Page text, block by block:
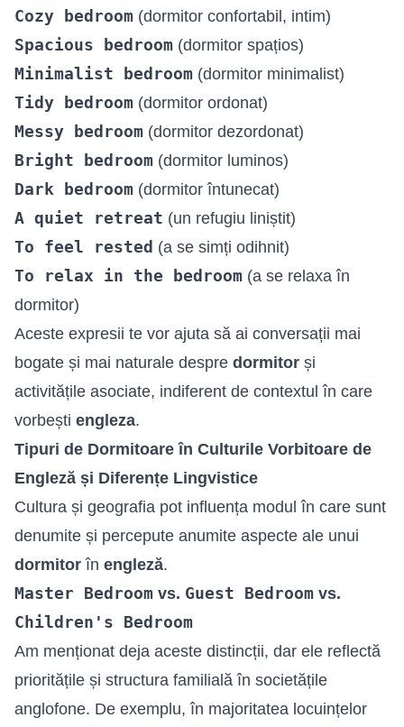
Cozy bedroom (dormitor confortabil, intim)
Spacious bedroom (dormitor spațios)
Minimalist bedroom (dormitor minimalist)
Tidy bedroom (dormitor ordonat)
Messy bedroom (dormitor dezordonat)
Bright bedroom (dormitor luminos)
Dark bedroom (dormitor întunecat)
A quiet retreat (un refugiu liniștit)
To feel rested (a se simți odihnit)
To relax in the bedroom (a se relaxa în
dormitor)
Aceste expresii te vor ajuta să ai conversații mai
bogate și mai naturale despre dormitor și
activitățile asociate, indiferent de contextul în care
vorbești engleza.
Tipuri de Dormitoare în Culturile Vorbitoare de
Engleză și Diferențe Lingvistice
Cultura și geografia pot influența modul în care sunt
denumite și percepute anumite aspecte ale unui
dormitor în engleză.
Master Bedroom vs. Guest Bedroom vs.
Children's Bedroom
Am menționat deja aceste distincții, dar ele reflectă
prioritățile și structura familială în societățile
anglofone. De exemplu, în majoritatea locuințelor